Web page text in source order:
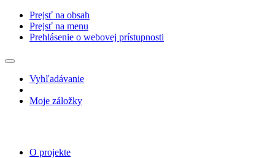
Prejsť na obsah
Prejsť na menu
Prehlásenie o webovej prístupnosti
Vyhľadávanie
Moje záložky
O projekte